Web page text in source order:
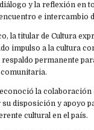
y la reflexión en
e intercambio
la titular de Cultura
impulso a la cultura
permanente
la colaboración
disposición y apoyo
cultural en el país.